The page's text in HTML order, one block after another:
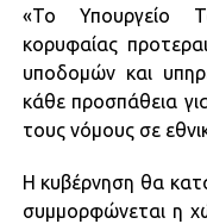
«Το Υπουργείο
κορυφαίας
υποδομών και
κάθε προσπάθεια
τους νόμους σε
Η κυβέρνηση θα
συμμορφώνεται η